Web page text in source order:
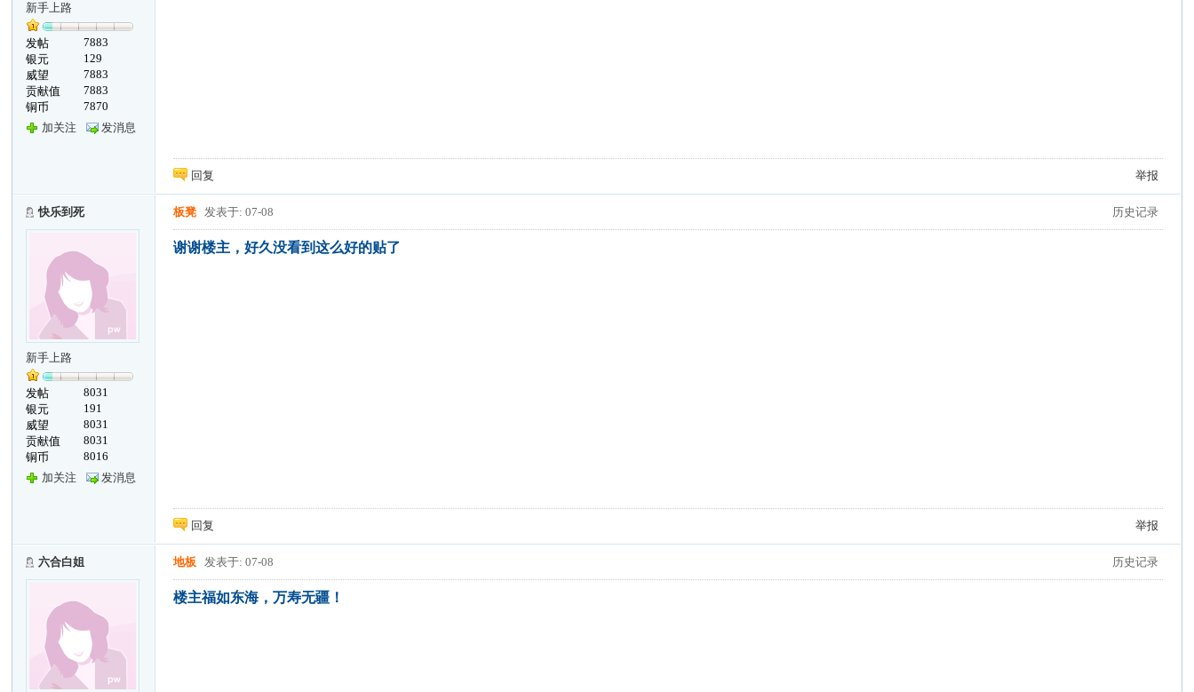
新手上路
发帖
7883
银元
129
威望
7883
贡献值
7883
铜币
7870
加关注
发消息
回复 举报
快乐到死
新手上路
发帖
8031
银元
191
威望
8031
贡献值
8031
铜币
8016
加关注
发消息
历史记录
板凳 发表于: 07-08
谢谢楼主，好久没看到这么好的贴了
回复 举报
六合白姐 历史记录
地板 发表于: 07-08
楼主福如东海，万寿无疆！